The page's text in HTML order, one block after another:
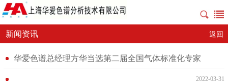
新闻资讯 返回
华爱色谱总经理方华当选第二届全国气体标准化专家
2022-03-31